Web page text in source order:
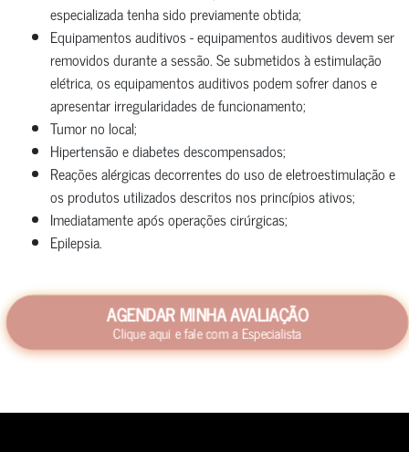
especializada tenha sido previamente obtida;
Equipamentos auditivos - equipamentos auditivos devem ser
removidos durante a sessão. Se submetidos à estimulação
elétrica, os equipamentos auditivos podem sofrer danos e
apresentar irregularidades de funcionamento;
Tumor no local;
Hipertensão e diabetes descompensados;
Reações alérgicas decorrentes do uso de eletroestimulação e
os produtos utilizados descritos nos princípios ativos;
Imediatamente após operações cirúrgicas;
Epilepsia.
AGENDAR MINHA AVALIAÇÃO
Clique aqui e fale com a Especialista